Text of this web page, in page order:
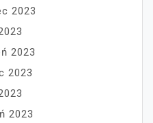
2023
2023
2023
2023